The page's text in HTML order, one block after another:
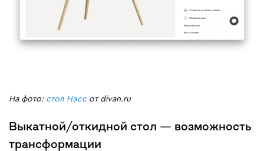
На фото:стол Нэссот divan.ru
Выкатной/откидной стол — возможность
трансформации